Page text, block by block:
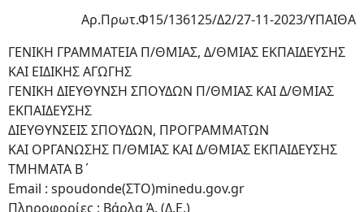
Αρ.Πρωτ.Φ15/136125/Δ2/27-11-2023/ΥΠΑΙΘΑ
ΓΕΝΙΚΗ ΓΡΑΜΜΑΤΕΙΑ Π/ΘΜΙΑΣ, Δ/ΘΜΙΑΣ ΕΚΠΑΙΔΕΥΣΗΣ
ΚΑΙ ΕΙΔΙΚΗΣ ΑΓΩΓΗΣ
ΓΕΝΙΚΗ ΔΙΕΥΘΥΝΣΗ ΣΠΟΥΔΩΝ Π/ΘΜΙΑΣ ΚΑΙ Δ/ΘΜΙΑΣ
ΕΚΠΑΙΔΕΥΣΗΣ
ΔΙΕΥΘΥΝΣΕΙΣ ΣΠΟΥΔΩΝ, ΠΡΟΓΡΑΜΜΑΤΩΝ
ΚΑΙ ΟΡΓΑΝΩΣΗΣ Π/ΘΜΙΑΣ ΚΑΙ Δ/ΘΜΙΑΣ ΕΚΠΑΙΔΕΥΣΗΣ
ΤΜΗΜΑΤΑ Β΄
Email : spoudonde(ΣΤΟ)minedu.gov.gr
Πληροφορίες : Βάρλα Ά. (Δ.Ε.)